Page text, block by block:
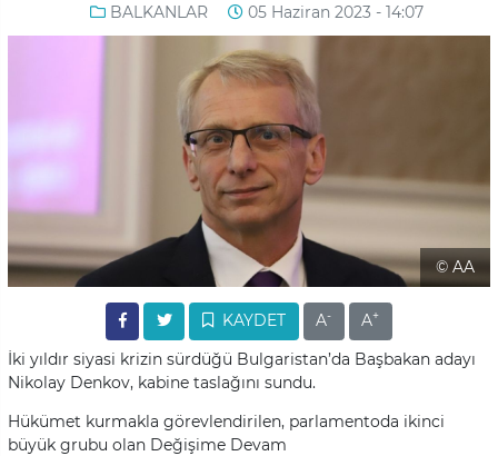
BALKANLAR 05 Haziran 2023 - 14:07
© AA
KAYDET A- A+
İki yıldır siyasi krizin sürdüğü Bulgaristan’da Başbakan adayı
Nikolay Denkov, kabine taslağını sundu.
Hükümet kurmakla görevlendirilen, parlamentoda ikinci
büyük grubu olan Değişime Devam